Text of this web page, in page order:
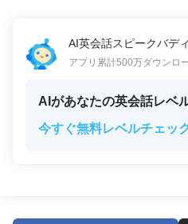
AI英会話スピークバディ
アプリ累計500万ダウンロ
AIがあなたの英会話レベ
今すぐ無料レベルチェッ